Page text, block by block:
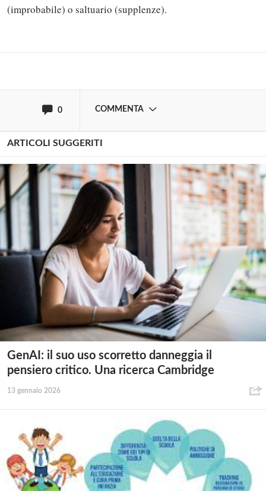
(improbabile) o saltuario (supplenze).
0 COMMENTA
ARTICOLI SUGGERITI
GenAI: il suo uso scorretto danneggia il
pensiero critico. Una ricerca Cambridge
13 gennaio 2026